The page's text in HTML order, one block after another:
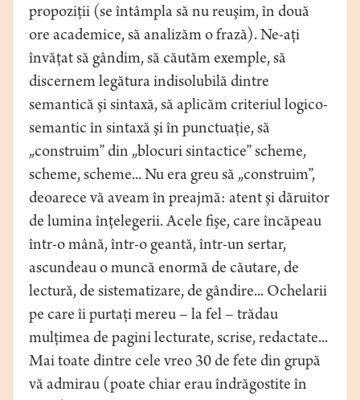
propoziţii (se întâmpla să nu reuşim, în două
ore academice, să analizăm o frază). Ne-aţi
învăţat să gândim, să căutăm exemple, să
discernem legătura indisolubilă dintre
semantică şi sintaxă, să aplicăm criteriul logico-
semantic în sintaxă şi în punctuaţie, să
„construim” din „blocuri sintactice” scheme,
scheme, scheme... Nu era greu să „construim”,
deoarece vă aveam în preajmă: atent şi dăruitor
de lumina înţelegerii. Acele fişe, care încăpeau
într-o mână, într-o geantă, într-un sertar,
ascundeau o muncă enormă de căutare, de
lectură, de sistematizare, de gândire... Ochelarii
pe care îi purtaţi mereu – la fel – trădau
mulţimea de pagini lecturate, scrise, redactate...
Mai toate dintre cele vreo 30 de fete din grupă
vă admirau (poate chiar erau îndrăgostite în